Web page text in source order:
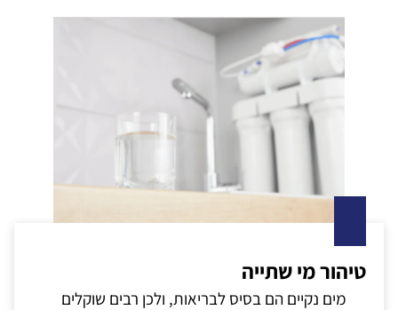
טיהור מי שתייה
מים נקיים הם בסיס לבריאות, ולכן רבים שוקלים